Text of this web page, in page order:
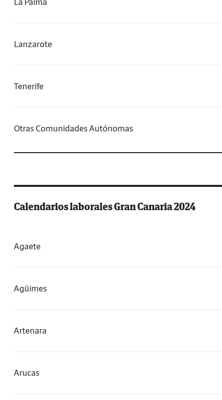
Lanzarote
Tenerife
Otras Comunidades Autónomas
Calendarios laborales Gran Canaria 2024
Agaete
Agüimes
Artenara
Arucas